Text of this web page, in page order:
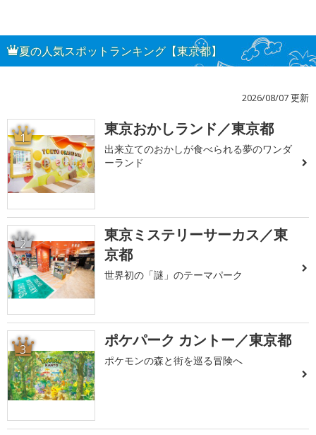
夏の人気スポットランキング【東京都】
2026/08/07 更新
1 東京おかしランド／東京都
出来立てのおかしが食べられる夢のワンダ
ーランド
2
東京ミステリーサーカス／東
京都
世界初の「謎」のテーマパーク
3 ポケパーク カントー／東京都
ポケモンの森と街を巡る冒険へ